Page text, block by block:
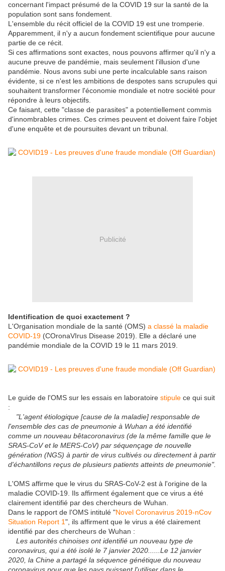
concernant l'impact présumé de la COVID 19 sur la santé de la
population sont sans fondement.
L'ensemble du récit officiel de la COVID 19 est une tromperie.
Apparemment, il n'y a aucun fondement scientifique pour aucune
partie de ce récit.
Si ces affirmations sont exactes, nous pouvons affirmer qu'il n'y a
aucune preuve de pandémie, mais seulement l'illusion d'une
pandémie. Nous avons subi une perte incalculable sans raison
évidente, si ce n'est les ambitions de despotes sans scrupules qui
souhaitent transformer l'économie mondiale et notre société pour
répondre à leurs objectifs.
Ce faisant, cette "classe de parasites" a potentiellement commis
d'innombrables crimes. Ces crimes peuvent et doivent faire l'objet
d'une enquête et de poursuites devant un tribunal.
Publicité
Identification de quoi exactement ?
L'Organisation mondiale de la santé (OMS) a classé la maladie
COVID-19 (COronaVIrus Disease 2019). Elle a déclaré une
pandémie mondiale de la COVID 19 le 11 mars 2019.
Le guide de l'OMS sur les essais en laboratoire stipule ce qui suit
:
"L'agent étiologique [cause de la maladie] responsable de
l'ensemble des cas de pneumonie à Wuhan a été identifié
comme un nouveau bêtacoronavirus (de la même famille que le
SRAS-CoV et le MERS-CoV) par séquençage de nouvelle
génération (NGS) à partir de virus cultivés ou directement à partir
d'échantillons reçus de plusieurs patients atteints de pneumonie".
L'OMS affirme que le virus du SRAS-CoV-2 est à l'origine de la
maladie COVID-19. Ils affirment également que ce virus a été
clairement identifié par des chercheurs de Wuhan.
Dans le rapport de l'OMS intitulé "Novel Coronavirus 2019-nCov
Situation Report 1", ils affirment que le virus a été clairement
identifié par des chercheurs de Wuhan :
Les autorités chinoises ont identifié un nouveau type de
coronavirus, qui a été isolé le 7 janvier 2020......Le 12 janvier
2020, la Chine a partagé la séquence génétique du nouveau